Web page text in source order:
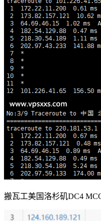
搬瓦工美国洛杉矶DC4